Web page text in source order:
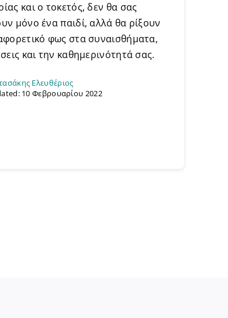
και ο τοκετός, δεν θα σας
μόνο ένα παιδί, αλλά θα ρίξουν
φως στα συναισθήματα,
και την καθημερινότητά σας.
Ελευθέριος
10 Φεβρουαρίου 2022